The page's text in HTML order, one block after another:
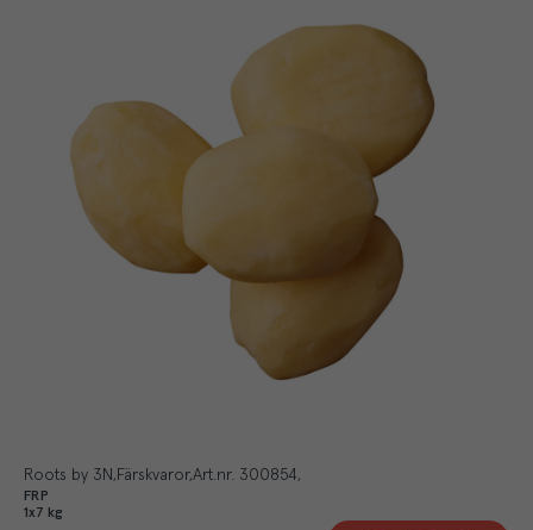
Roots by 3N Färskvaror Art.nr. 300854
FRP
1x7 kg